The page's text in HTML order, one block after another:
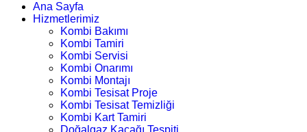
Ana Sayfa
Hizmetlerimiz
Kombi Bakımı
Kombi Tamiri
Kombi Servisi
Kombi Onarımı
Kombi Montajı
Kombi Tesisat Proje
Kombi Tesisat Temizliği
Kombi Kart Tamiri
Doğalgaz Kaçağı Tespiti